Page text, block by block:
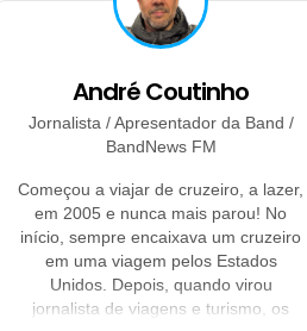
André Coutinho
Jornalista / Apresentador da Band /
BandNews FM
Começou a viajar de cruzeiro, a lazer,
em 2005 e nunca mais parou! No
início, sempre encaixava um cruzeiro
em uma viagem pelos Estados
Unidos. Depois, quando virou
jornalista de viagens e turismo, os